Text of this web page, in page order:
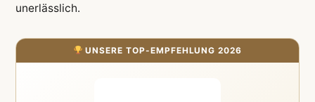
unerlässlich.
UNSERE TOP-EMPFEHLUNG 2026